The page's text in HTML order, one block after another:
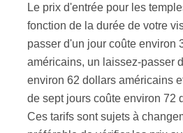
Le prix d'entrée pour les
fonction de la durée de votre
passer d'un jour coûte environ
américains, un laissez-passer
environ 62 dollars américains
de sept jours coûte environ 72
Ces tarifs sont sujets à